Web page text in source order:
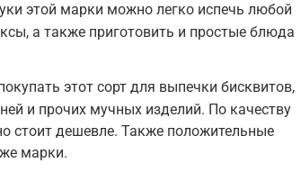
этой марки можно легко испечь любой
а также приготовить и простые блюда
этот сорт для выпечки бисквитов,
и прочих мучных изделий. По качеству
стоит дешевле. Также положительные
марки.